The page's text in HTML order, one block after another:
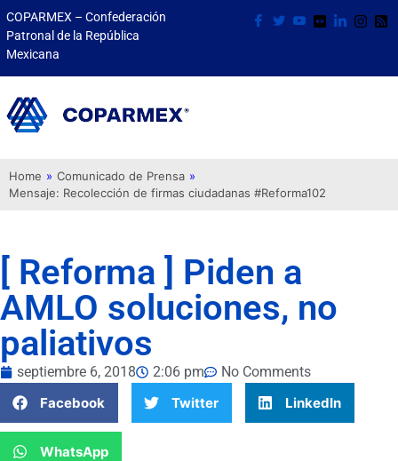
COPARMEX – Confederación
Patronal de la República
Mexicana
Home » Comunicado de Prensa »
Mensaje: Recolección de firmas ciudadanas #Reforma102
[ Reforma ] Piden a
AMLO soluciones, no
paliativos
septiembre 6, 2018 2:06 pm
No Comments
Facebook
Twitter LinkedIn
WhatsApp